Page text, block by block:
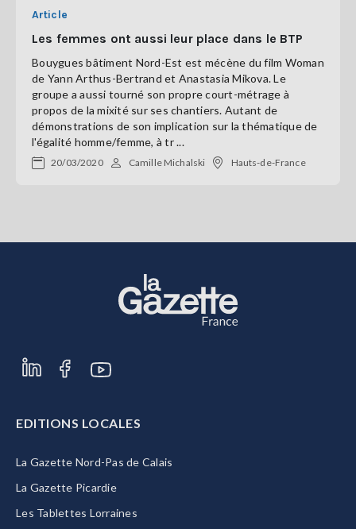
Article
Les femmes ont aussi leur place dans le BTP
Bouygues bâtiment Nord-Est est mécène du film Woman
de Yann Arthus-Bertrand et Anastasia Mikova. Le
groupe a aussi tourné son propre court-métrage à
propos de la mixité sur ses chantiers. Autant de
démonstrations de son implication sur la thématique de
l'égalité homme/femme, à tr ...
20/03/2020 Camille Michalski Hauts-de-France
EDITIONS LOCALES
La Gazette Nord-Pas de Calais
La Gazette Picardie
Les Tablettes Lorraines